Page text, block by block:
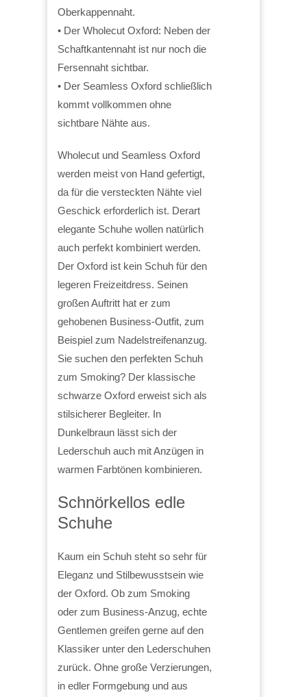
Oberkappennaht.
• Der Wholecut Oxford: Neben der
Schaftkantennaht ist nur noch die
Fersennaht sichtbar.
• Der Seamless Oxford schließlich
kommt vollkommen ohne
sichtbare Nähte aus.
Wholecut und Seamless Oxford
werden meist von Hand gefertigt,
da für die versteckten Nähte viel
Geschick erforderlich ist. Derart
elegante Schuhe wollen natürlich
auch perfekt kombiniert werden.
Der Oxford ist kein Schuh für den
legeren Freizeitdress. Seinen
großen Auftritt hat er zum
gehobenen Business-Outfit, zum
Beispiel zum Nadelstreifenanzug.
Sie suchen den perfekten Schuh
zum Smoking? Der klassische
schwarze Oxford erweist sich als
stilsicherer Begleiter. In
Dunkelbraun lässt sich der
Lederschuh auch mit Anzügen in
warmen Farbtönen kombinieren.
Schnörkellos edle
Schuhe
Kaum ein Schuh steht so sehr für
Eleganz und Stilbewusstsein wie
der Oxford. Ob zum Smoking
oder zum Business-Anzug, echte
Gentlemen greifen gerne auf den
Klassiker unter den Lederschuhen
zurück. Ohne große Verzierungen,
in edler Formgebung und aus